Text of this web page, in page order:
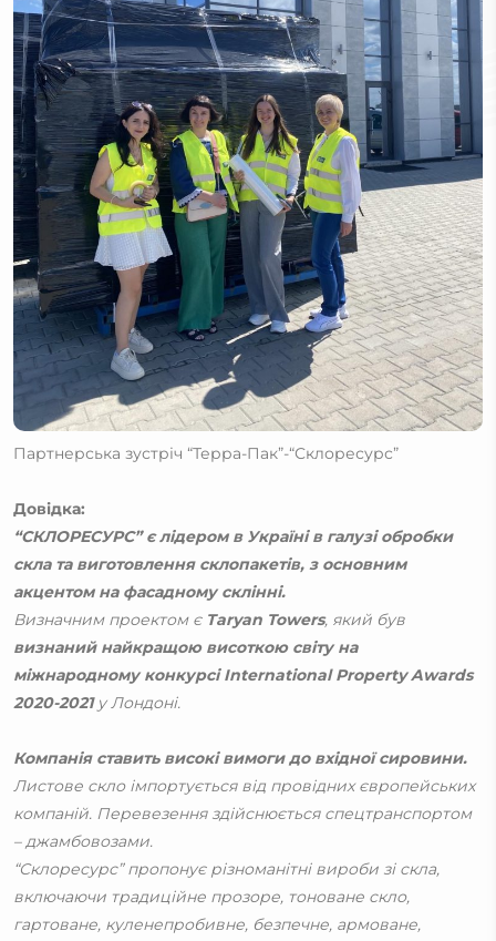
Партнерська зустріч “Терра-Пак”-“Склоресурс”
Довідка:
“СКЛОРЕСУРС”є лідером в Україні в галузі обробки
скла та виготовлення склопакетів, з основним
акцентом на фасадному склінні.
Визначним проектом єTaryan Towers, який був
визнаний найкращою висоткою світу на
міжнародному конкурсі International Property Awards
2020-2021у Лондоні.
Компанія ставить високі вимоги до вхідної сировини.
Листове скло імпортується від провідних європейських
компаній. Перевезення здійснюється спецтранспортом
– джамбовозами.
“Склоресурс” пропонує різноманітні вироби зі скла,
включаючи традиційне прозоре, тоноване скло,
гартоване, куленепробивне, безпечне, армоване,